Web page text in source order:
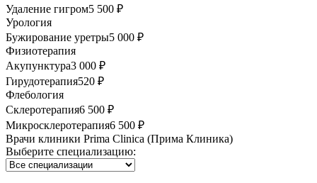
Удаление гигром5 500 ₽
Урология
Бужирование уретры5 000 ₽
Физиотерапия
Акупунктура3 000 ₽
Гирудотерапия520 ₽
Флебология
Склеротерапия6 500 ₽
Микросклеротерапия6 500 ₽
Врачи клиники Prima Clinica (Прима Клиника)
Выберите специализацию: